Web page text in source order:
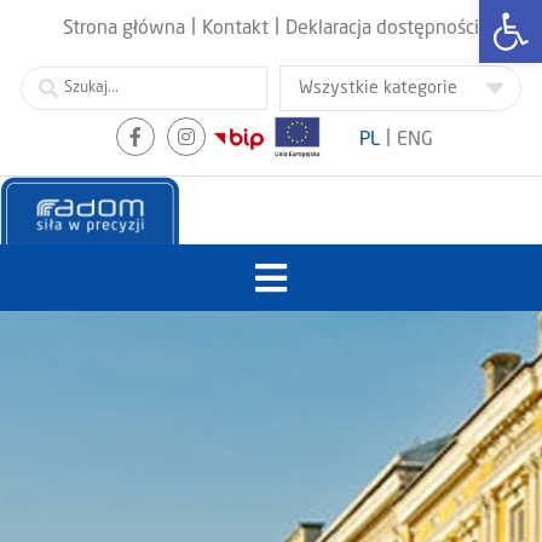
Strona główna Kontakt Deklaracja dostępności
PL ENG